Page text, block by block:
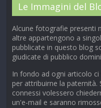
Le Immagini del
Alcune fotografie presenti
altre appartengono a
pubblicate in questo blog
giudicate di pubblico
In fondo ad ogni articolo
per attribuirne la paternità.
connessi volessero
un'e-mail e saranno